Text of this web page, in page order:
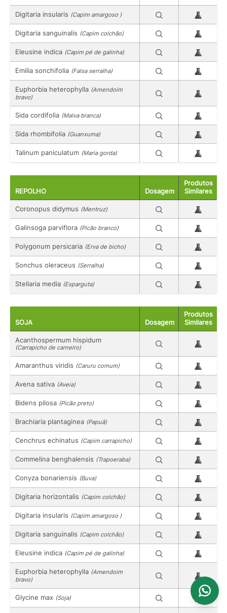
Digitaria insularis (Capim amargoso )
Digitaria sanguinalis (Capim colchão)
Eleusine indica (Capim pé de galinha)
Emilia sonchifolia (Falsa serralha)
Euphorbia heterophylla (Amendoim
bravo)
Sida cordifolia (Malva branca)
Sida rhombifolia (Guanxuma)
Talinum paniculatum (Maria gorda)
REPOLHO Dosagem
Produtos
Similares
Coronopus didymus (Mentruz)
Galinsoga parviflora (Picão branco)
Polygonum persicaria (Erva de bicho)
Sonchus oleraceus (Serralha)
Stellaria media (Esparguta)
SOJA Dosagem
Produtos
Similares
Acanthospermum hispidum
(Carrapicho de carneiro)
Amaranthus viridis (Caruru comum)
Avena sativa (Aveia)
Bidens pilosa (Picão preto)
Brachiaria plantaginea (Papuã)
Cenchrus echinatus (Capim carrapicho)
Commelina benghalensis (Trapoeraba)
Conyza bonariensis (Buva)
Digitaria horizontalis (Capim colchão)
Digitaria insularis (Capim amargoso )
Digitaria sanguinalis (Capim colchão)
Eleusine indica (Capim pé de galinha)
Euphorbia heterophylla (Amendoim
bravo)
Glycine max (Soja)